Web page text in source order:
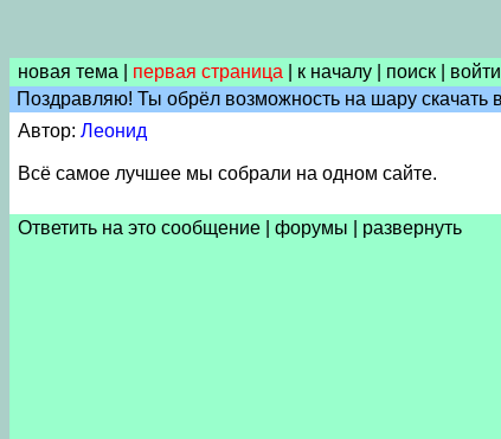
новая тема первая страница к началу поиск войти
Поздравляю! Ты обрёл возможность на шару скачать
Автор: Леонид
Всё самое лучшее мы собрали на одном сайте.
Ответить на это сообщение форумы
развернуть